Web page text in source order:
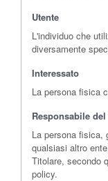
Utente
L'individuo che
diversamente
Interessato
La persona fisica
Responsabile
La persona fisica,
qualsiasi altro
Titolare, secondo
policy.